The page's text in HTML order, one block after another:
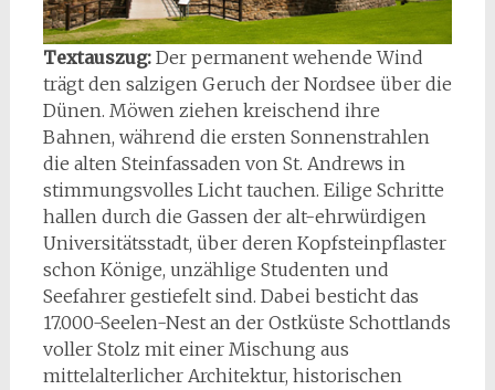
Textauszug: Der permanent wehende Wind
trägt den salzigen Geruch der Nordsee über die
Dünen. Möwen ziehen kreischend ihre
Bahnen, während die ersten Sonnenstrahlen
die alten Steinfassaden von St. Andrews in
stimmungsvolles Licht tauchen. Eilige Schritte
hallen durch die Gassen der alt-ehrwürdigen
Universitätsstadt, über deren Kopfsteinpflaster
schon Könige, unzählige Studenten und
Seefahrer gestiefelt sind. Dabei besticht das
17.000-Seelen-Nest an der Ostküste Schottlands
voller Stolz mit einer Mischung aus
mittelalterlicher Architektur, historischen